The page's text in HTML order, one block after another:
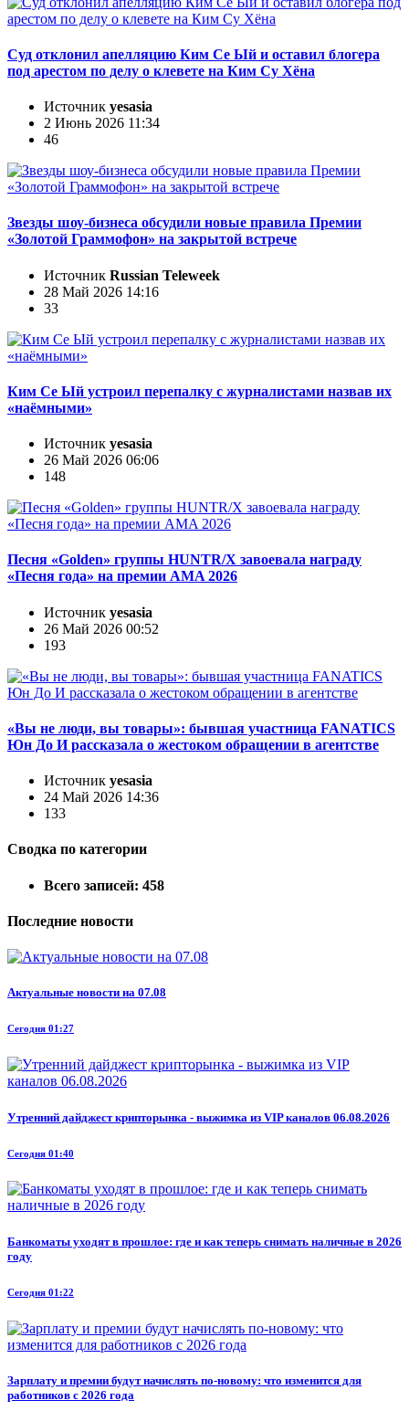
Суд отклонил апелляцию Ким Се Ый и оставил блогера
под арестом по делу о клевете на Ким Су Хёна
Источник yesasia
2 Июнь 2026 11:34
46
Звезды шоу-бизнеса обсудили новые правила Премии
«Золотой Граммофон» на закрытой встрече
Источник Russian Teleweek
28 Май 2026 14:16
33
Ким Се Ый устроил перепалку с журналистами назвав их
«наёмными»
Источник yesasia
26 Май 2026 06:06
148
Песня «Golden» группы HUNTR/X завоевала награду
«Песня года» на премии AMA 2026
Источник yesasia
26 Май 2026 00:52
193
«Вы не люди, вы товары»: бывшая участница FANATICS
Юн До И рассказала о жестоком обращении в агентстве
Источник yesasia
24 Май 2026 14:36
133
Сводка по категории
Всего записей: 458
Последние новости
Актуальные новости на 07.08
Сегодня 01:27
Утренний дайджест крипторынка - выжимка из VIP каналов 06.08.2026
Сегодня 01:40
Банкоматы уходят в прошлое: где и как теперь снимать наличные в 2026
году
Сегодня 01:22
Зарплату и премии будут начислять по-новому: что изменится для
работников с 2026 года